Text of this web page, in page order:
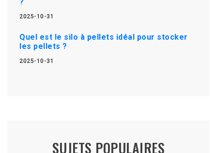
2025-10-31
Quel est le silo à pellets idéal pour stocker
les pellets ?
2025-10-31
SUJETS POPULAIRES